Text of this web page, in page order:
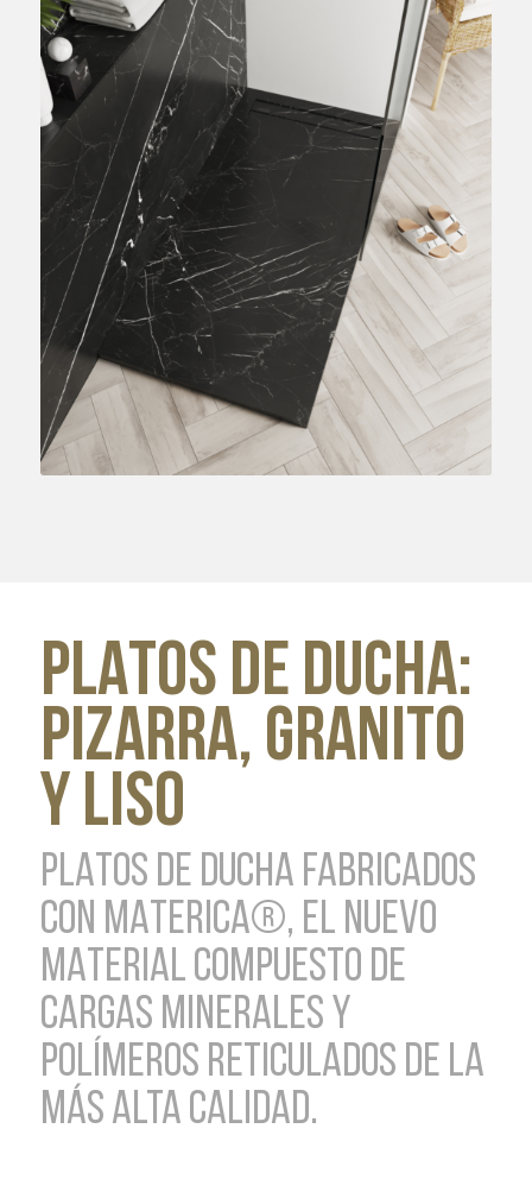
PLATOS DE DUCHA:
PIZARRA, GRANITO
Y LISO
PLATOS DE DUCHA FABRICADOS
CON MATERICA®, EL NUEVO
MATERIAL COMPUESTO DE
CARGAS MINERALES Y
POLÍMEROS RETICULADOS DE LA
MÁS ALTA CALIDAD.